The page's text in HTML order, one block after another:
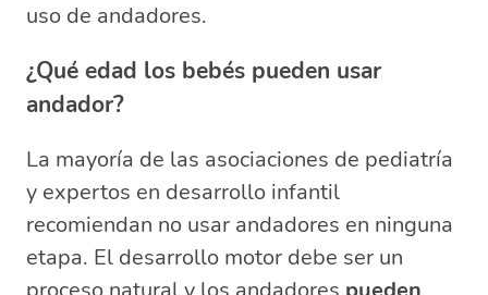
uso de andadores.
¿Qué edad los bebés pueden usar
andador?
La mayoría de las asociaciones de pediatría
y expertos en desarrollo infantil
recomiendan no usar andadores en ninguna
etapa. El desarrollo motor debe ser un